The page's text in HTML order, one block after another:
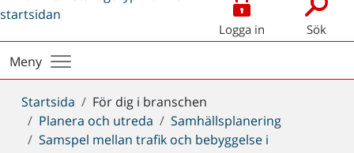
Logga in Sök
Meny
Du
är
här:
Startsida
För dig i branschen
Planera och utreda
Samhällsplanering
Samspel mellan trafik och bebyggelse i